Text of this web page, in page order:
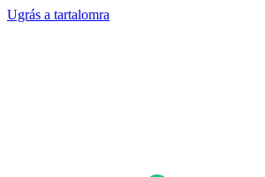
Ugrás a tartalomra